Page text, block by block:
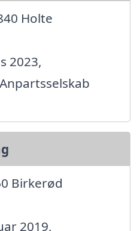
Holte
2023,
Birkerød
2019,